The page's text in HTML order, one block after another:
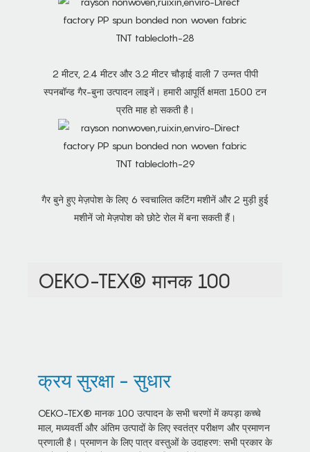
2 मीटर, 2.4 मीटर और 3.2 मीटर चौड़ाई वाली 7 उन्नत पीपी
स्पनबॉन्ड गैर-बुना उत्पादन लाइनें। हमारी आपूर्ति क्षमता 1500 टन
प्रति माह हो सकती है।
गैर बुने हुए मेज़पोश के लिए 6 स्वचालित कटिंग मशीनें और 2 मुड़ी हुई
मशीनें जो मेज़पोश को छोटे रोल में बना सकती हैं।
OEKO-TEX® मानक 100
क्रय सुरक्षा - सुधार
OEKO-TEX® मानक 100 उत्पादन के सभी चरणों में कपड़ा कच्चे
माल, मध्यवर्ती और अंतिम उत्पादों के लिए स्वतंत्र परीक्षण और प्रमाणन
प्रणाली है। प्रमाणन के लिए पात्र वस्तुओं के उदाहरण: सभी प्रकार के